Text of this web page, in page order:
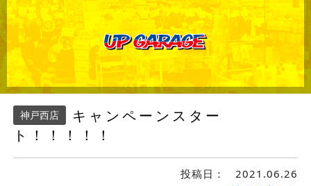
神戸西店
キャンペーンスター
ト！！！！！
投稿日： 2021.06.26